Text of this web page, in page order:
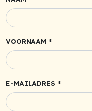
VOORNAAM *
E-MAILADRES *